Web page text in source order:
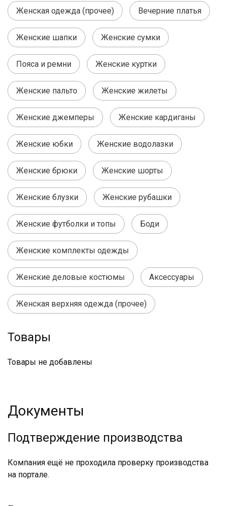
Женская одежда (прочее) Вечерние платья
Женские шапки Женские сумки
Пояса и ремни Женские куртки
Женские пальто Женские жилеты
Женские джемперы Женские кардиганы
Женские юбки Женские водолазки
Женские брюки Женские шорты
Женские блузки Женские рубашки
Женские футболки и топы Боди
Женские комплекты одежды
Женские деловые костюмы Аксессуары
Женская верхняя одежда (прочее)
Товары
Товары не добавлены
Документы
Подтверждение производства
Компания ещё не проходила проверку производства
на портале.